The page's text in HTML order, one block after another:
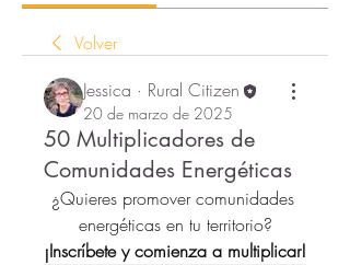
Volver
Jessica · Rural Citizen
20 de marzo de 2025
50 Multiplicadores de
Comunidades Energéticas
¿Quieres promover comunidades
energéticas en tu territorio?
¡Inscríbete y comienza a multiplicar!